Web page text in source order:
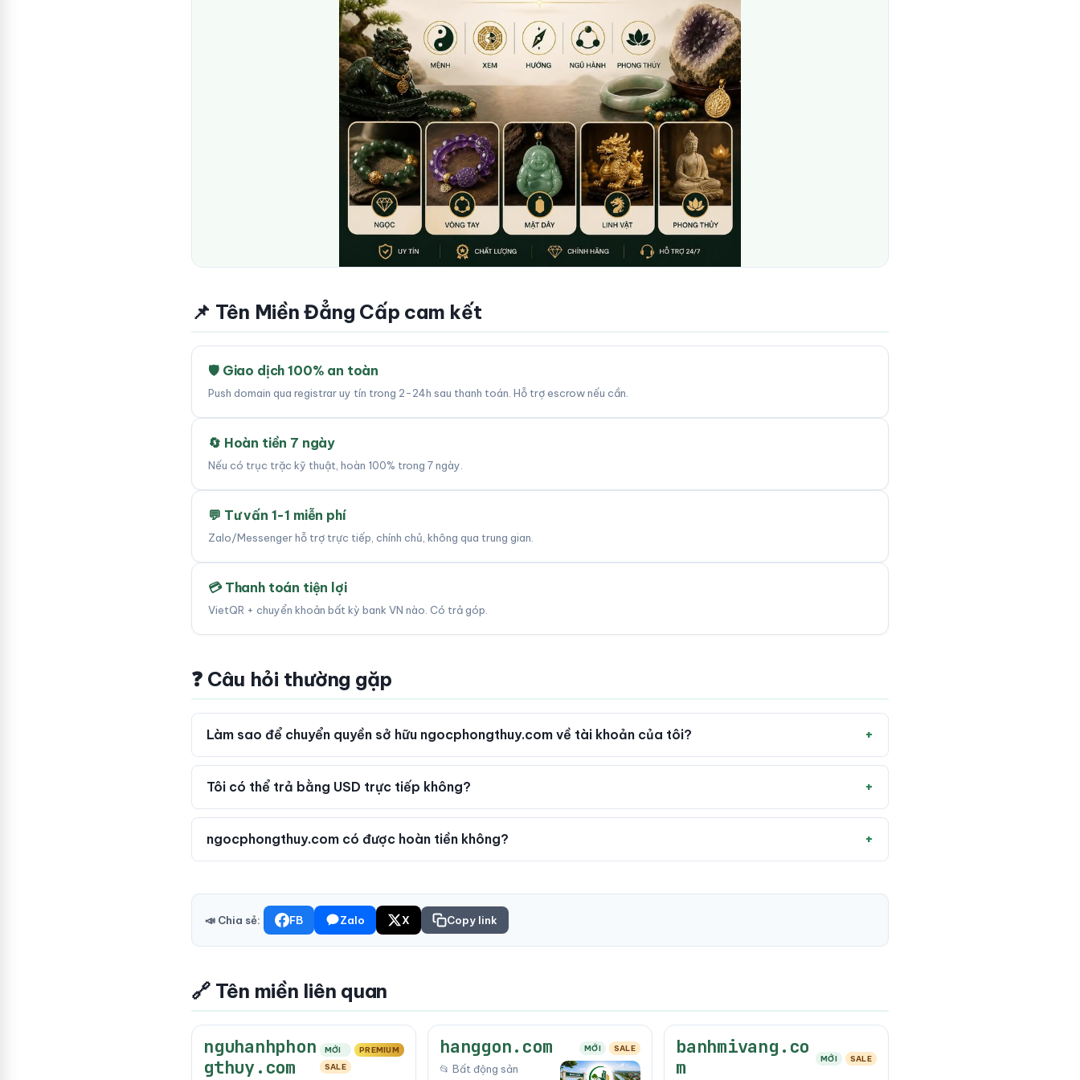
📌 Tên Miền Đẳng Cấp cam kết
🛡 Giao dịch 100% an toàn
Push domain qua registrar uy tín trong 2-24h sau thanh toán. Hỗ trợ escrow nếu cần.
🔄 Hoàn tiền 7 ngày
Nếu có trục trặc kỹ thuật, hoàn 100% trong 7 ngày.
💬 Tư vấn 1-1 miễn phí
Zalo/Messenger hỗ trợ trực tiếp, chính chủ, không qua trung gian.
💳 Thanh toán tiện lợi
VietQR + chuyển khoản bất kỳ bank VN nào. Có trả góp.
❓ Câu hỏi thường gặp
Làm sao để chuyển quyền sở hữu ngocphongthuy.com về tài khoản của tôi?
Tôi có thể trả bằng USD trực tiếp không?
ngocphongthuy.com có được hoàn tiền không?
📣 Chia sẻ: FB Zalo X Copy link
🔗 Tên miền liên quan
nguhanhphon
gthuy.com
MỚI
PREMIUM
SALE
hanggon.com MỚI SALE
📂 Bất động sản
banhmivang.co
m
MỚI SALE